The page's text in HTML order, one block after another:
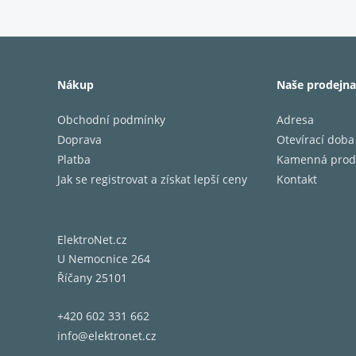
Typ
Výkon
Hardvér
Procesor
teplota
Nákup
Obchodní podmínky
Doprava
Platba
Jak se registrovat a získat lepší ceny
Naše prodejna
Adresa
Otevírací doba
Kamenná
Kontakt
ElektroNet.cz
U Nemocnice 264
Říčany 25101
+420 602 331 662
info@elektronet.cz